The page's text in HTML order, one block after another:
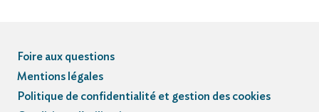
Foire aux questions
Mentions légales
Politique de confidentialité et gestion des cookies